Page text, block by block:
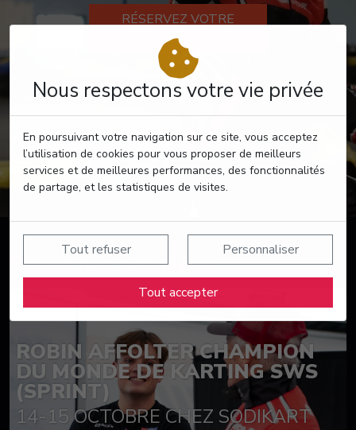
Nous respectons votre vie privée
En poursuivant votre navigation sur ce site, vous acceptez
l’utilisation de cookies pour vous proposer de meilleurs
services et de meilleures performances, des fonctionnalités
de partage, et les statistiques de visites.
Tout refuser Personnaliser
Tout accepter
RÉSERVEZ VOTRE
PASSAGE
Suivez nos actualités
ROBIN AFFOLTER CHAMPION
DU MONDE DE KARTING SWS
(SPRINT)
14-15 OCTOBRE CHEZ SODIKART